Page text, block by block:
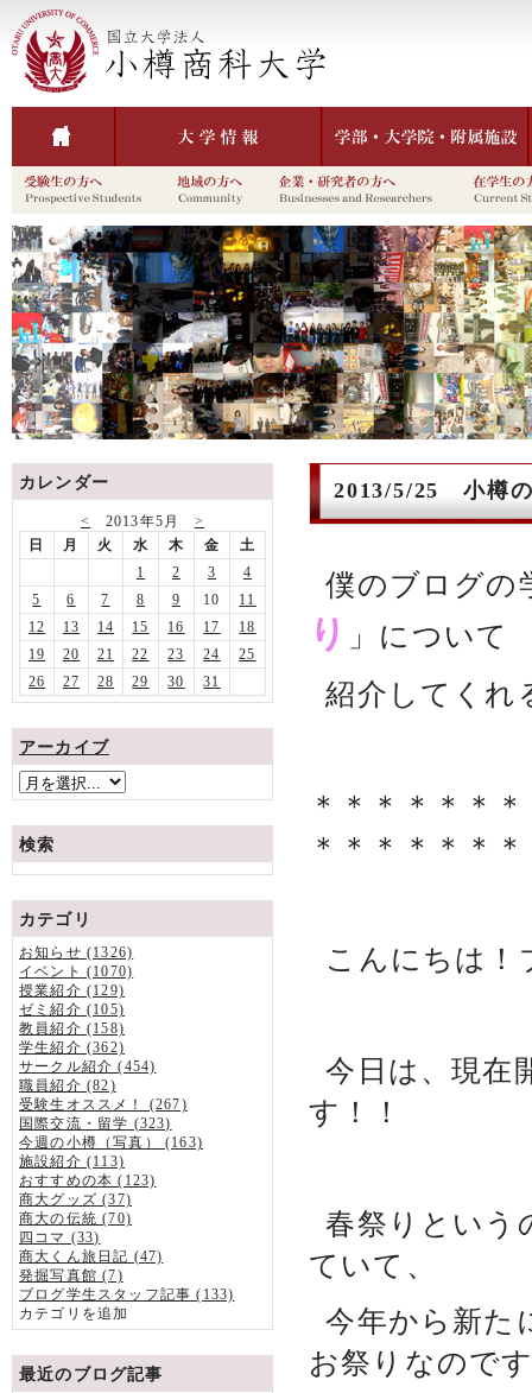
カレンダー
< 2013年5月 >
日
月 火 水 木 金
土
1
2 3
4
5
6 7 8 9 10
11
12
13 14 15 16 17
18
19
20 21 22 23 24
25
26
27 28 29 30 31
アーカイブ
検索
カテゴリ
お知らせ (1326)
イベント (1070)
授業紹介 (129)
ゼミ紹介 (105)
教員紹介 (158)
学生紹介 (362)
サークル紹介 (454)
職員紹介 (82)
受験生オススメ！ (267)
国際交流・留学 (323)
今週の小樽（写真） (163)
施設紹介 (113)
おすすめの本 (123)
商大グッズ (37)
商大の伝統 (70)
四コマ (33)
商大くん旅日記 (47)
発掘写真館 (7)
ブログ学生スタッフ記事 (133)
カテゴリを追加
最近のブログ記事
2013/5/25 小樽
僕のブログの
り
」について
紹介してくれ
＊＊＊＊＊＊
＊＊＊＊＊＊
こんにちは！
今日は、現在
す！！
春祭りという
ていて、
今年から新た
お祭りなので